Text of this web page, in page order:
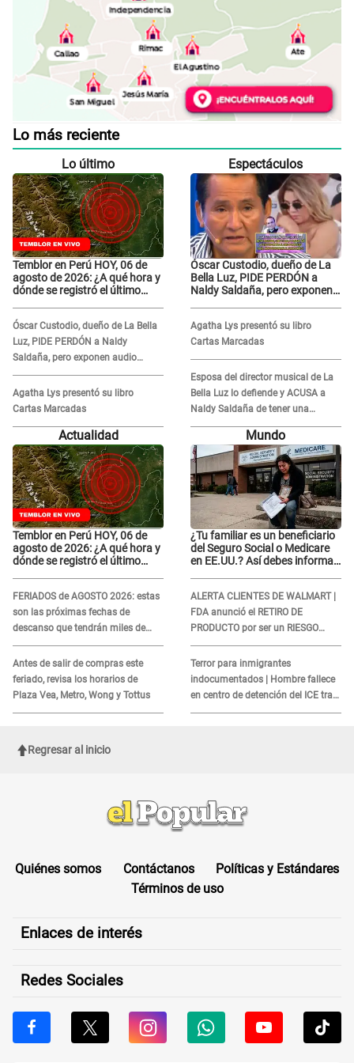
Lo más reciente
Lo último
Temblor en Perú HOY, 06 de
agosto de 2026: ¿A qué hora y
dónde se registró el último
Óscar Custodio, dueño de La Bella
Luz, PIDE PERDÓN a Naldy
Saldaña, pero exponen audio
donde le reclama por VIDEOS: "No
hay necesidad de grabar"
Agatha Lys presentó su libro
Cartas Marcadas
Espectáculos
Óscar Custodio, dueño de La
Bella Luz, PIDE PERDÓN a
Naldy Saldaña, pero exponen
grabar"
Agatha Lys presentó su libro
Cartas Marcadas
Esposa del director musical de La
Bella Luz lo defiende y ACUSA a
Naldy Saldaña de tener una
relación con él y otros integrantes
Actualidad
Temblor en Perú HOY, 06 de
agosto de 2026: ¿A qué hora y
dónde se registró el último
FERIADOS de AGOSTO 2026: estas
son las próximas fechas de
descanso que tendrán miles de
peruanos
Antes de salir de compras este
feriado, revisa los horarios de
Plaza Vea, Metro, Wong y Tottus
Mundo
¿Tu familiar es un beneficiario
del Seguro Social o Medicare
en EE.UU.? Así debes informar
ALERTA CLIENTES DE WALMART |
FDA anunció el RETIRO DE
PRODUCTO por ser un RIESGO
MORTAL para consumidores: ¿Cuál
es?
Terror para inmigrantes
indocumentados | Hombre fallece
en centro de detención del ICE tras
sufrir una "emergencia médica"
Regresar al inicio
Quiénes somos Contáctanos
Políticas y Estándares
Términos de uso
Enlaces de interés
Redes Sociales